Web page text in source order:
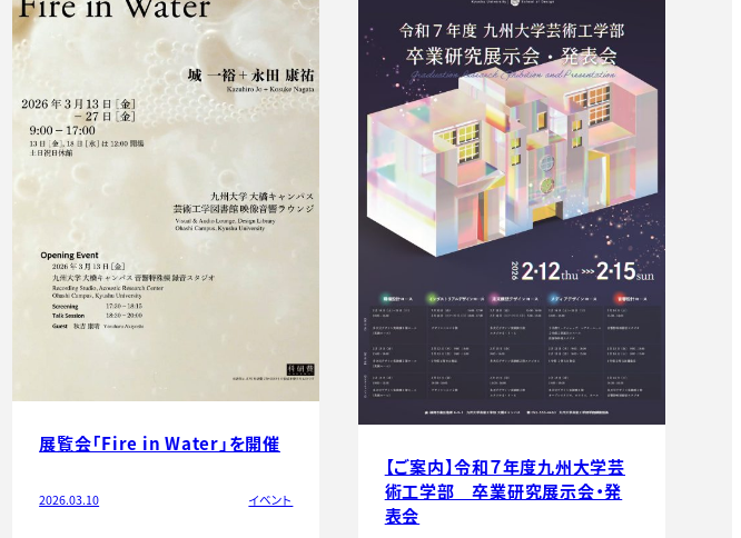
展覧会「Fire in Water」を開催
2026.03.10 イベント
【ご案内】令和７年度九州大学芸
術工学部 卒業研究展示会・発
表会